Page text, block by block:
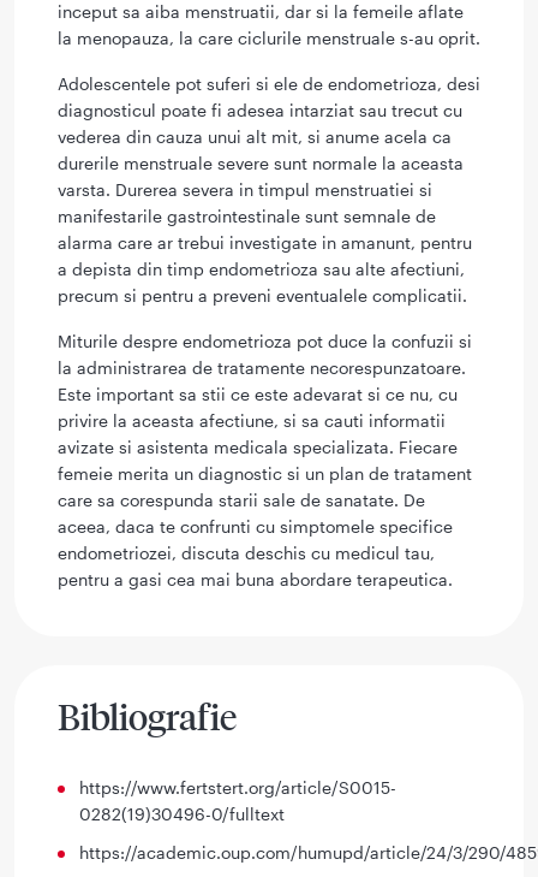
inceput sa aiba menstruatii, dar si la femeile aflate
la menopauza, la care ciclurile menstruale s-au oprit.
Adolescentele pot suferi si ele de endometrioza, desi
diagnosticul poate fi adesea intarziat sau trecut cu
vederea din cauza unui alt mit, si anume acela ca
durerile menstruale severe sunt normale la aceasta
varsta. Durerea severa in timpul menstruatiei si
manifestarile gastrointestinale sunt semnale de
alarma care ar trebui investigate in amanunt, pentru
a depista din timp endometrioza sau alte afectiuni,
precum si pentru a preveni eventualele complicatii.
Miturile despre endometrioza pot duce la confuzii si
la administrarea de tratamente necorespunzatoare.
Este important sa stii ce este adevarat si ce nu, cu
privire la aceasta afectiune, si sa cauti informatii
avizate si asistenta medicala specializata. Fiecare
femeie merita un diagnostic si un plan de tratament
care sa corespunda starii sale de sanatate. De
aceea, daca te confrunti cu simptomele specifice
endometriozei, discuta deschis cu medicul tau,
pentru a gasi cea mai buna abordare terapeutica.
Bibliografie
https://www.fertstert.org/article/S0015-
0282(19)30496-0/fulltext
https://academic.oup.com/humupd/article/24/3/290/